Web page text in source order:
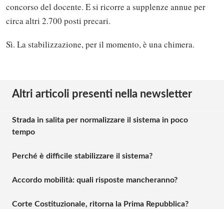
concorso del docente. E si ricorre a supplenze annue per
circa altri 2.700 posti precari.
Sì. La stabilizzazione, per il momento, è una chimera.
Altri articoli presenti nella newsletter
Strada in salita per normalizzare il sistema in poco
tempo
Perché è difficile stabilizzare il sistema?
Accordo mobilità: quali risposte mancheranno?
Corte Costituzionale, ritorna la Prima Repubblica?